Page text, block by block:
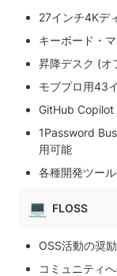
27インチ4Kデ
キーボード・
昇降デスク (オ
モブプロ用43
GitHub Copilot
1Password
用可能
各種開発ツー
💻 FLOSS
OSS活動の奨励
コミュニティ